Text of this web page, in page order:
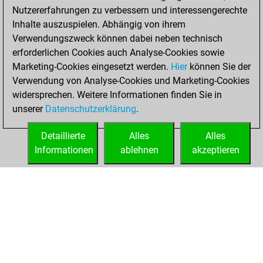
pathokap 1600 0 b
pathokap 1592 0 w
smokeybilly 1412 1 b
witt 951 1 w
kipkech 1428 0 w
hesse300 1385 1 b
wolf11 1623 0 w
avantino 1366 1 w
player 1256 1 w
w
vaibhav742 b
early abort 1962 0 w
beeboo 1914 1 b
doctor maturin 1657 w
STARTSEITE ERFOLGE
Nutzererfahrungen zu verbessern und interessengerechte
Inhalte auszuspielen. Abhängig von ihrem
Verwendungszweck können dabei neben technisch
erforderlichen Cookies auch Analyse-Cookies sowie
Marketing-Cookies eingesetzt werden. Hierkönnen Sie der
Verwendung von Analyse-Cookies und Marketing-Cookies
widersprechen. Weitere Informationen finden Sie in
unserer Datenschutzerklärung.
Alles
akzeptieren
Alles
ablehnen
Detaillierte
Informationen